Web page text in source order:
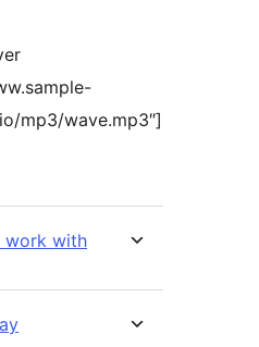
mp3/wave.mp3″]
work with